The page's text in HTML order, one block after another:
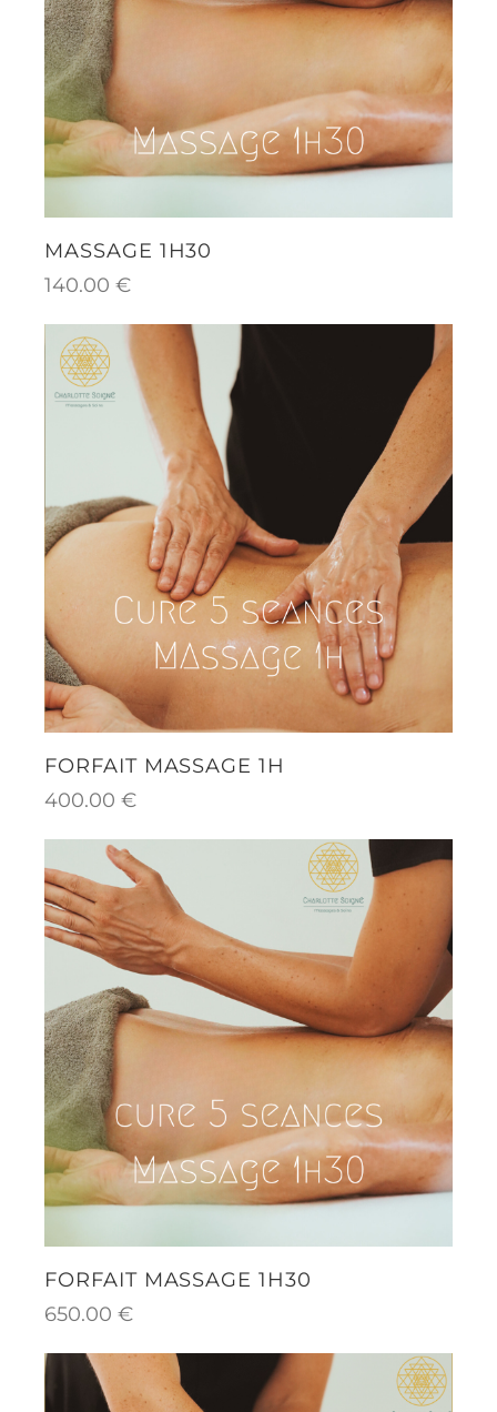
MASSAGE 1H30
140.00 €
FORFAIT MASSAGE 1H
400.00 €
FORFAIT MASSAGE 1H30
650.00 €